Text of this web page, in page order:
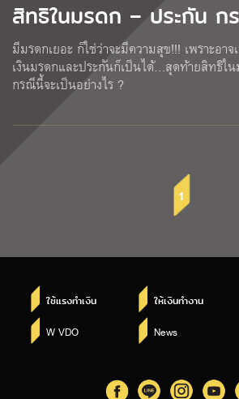
สิทธิในมรดก – ประกัน
มีมรดกเยอะ ก็ใช่ว่าจะมีความสุข!!! เพราะอา
เงินมรดกและประกันก็เป็นได้…สุดท้ายสิทธิใ
กรณีนี้จะเป็นอย่างไร ?
1
ใช้แรงทำเงิน ให้เงินทำงาน
W VDO News